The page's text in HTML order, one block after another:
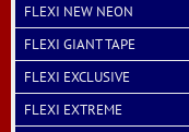
FLEXI NEW NEON
FLEXI GIANT TAPE
FLEXI EXCLUSIVE
FLEXI EXTREME